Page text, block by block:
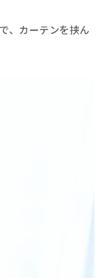
、カーテンを挟ん